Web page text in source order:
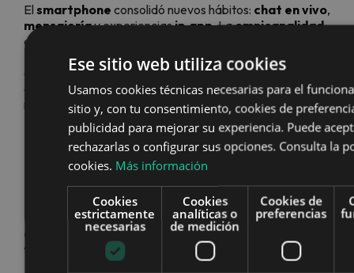
El smartphone consolidó nuevos hábitos: chat en vivo,
mensajeríay experienciasin‑app. Laomnicanalidad
dejó de ser catálogo de vías para convertirse en
continuidad
: la conversación sigue al cliente donde
esté. Entra en escena elenrutamiento por intención
que usa señales semánticas para dirigir casos al mejor
recurso disponible.
Matriz de decisión de canal
Elegir canal ya no es una preferencia estética; es una
decisión de diseñocon impacto en satisfacción, costes
y riesgo. Esta matriz resume criterios prácticos:
Ese sitio web utiliza cookies
Usamos cookies técnicas necesarias para el
sitio y, con tu consentimiento, cookies de
publicidad para mejorar su experiencia. Puede
rechazarlas o configurar sus opciones. Consulta la
cookies. Más información
Cookies
estrictamente
necesarias
Cookies
analíticas o
de medición
Cookies de
preferencias